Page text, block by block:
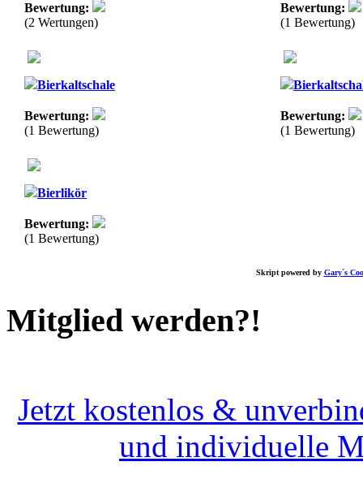
Bewertung:
(2 Wertungen)
Bewertung:
(1 Bewertung)
Bierkaltschale
Bewertung:
(1 Bewertung)
Bewertung:
(1 Bewertung)
Bierlikör
Bewertung:
(1 Bewertung)
Skript powered by Gary´s
Mitglied werden?!
Jetzt kostenlos &
und individuelle